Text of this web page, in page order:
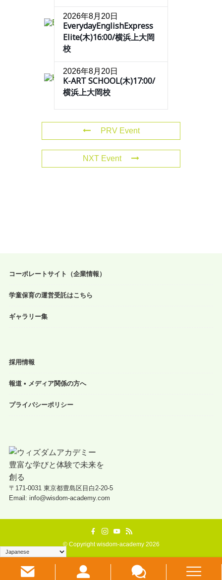
2026年8月20日
EverydayEnglishExpress
Elite(木)16:00/横浜上大岡
校
2026年8月20日
K-ART SCHOOL(木)17:00/
横浜上大岡校
PRV Event
NXT Event
コーポレートサイト（企業情報）
学童保育の運営受託はこちら
ギャラリー集
採用情報
報道 • メディア関係の方へ
プライバシーポリシー
〒171-0031 東京都豊島区目白2-20-5
Email: info@wisdom-academy.com
©Copyright wisdom-academy 2026